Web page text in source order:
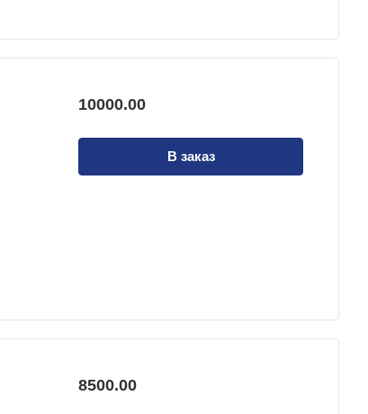
10000.00
В заказ
8500.00